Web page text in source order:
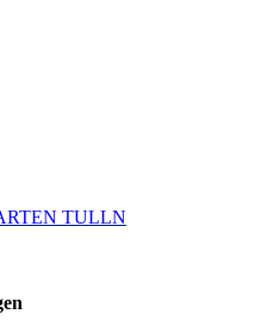
TULLN